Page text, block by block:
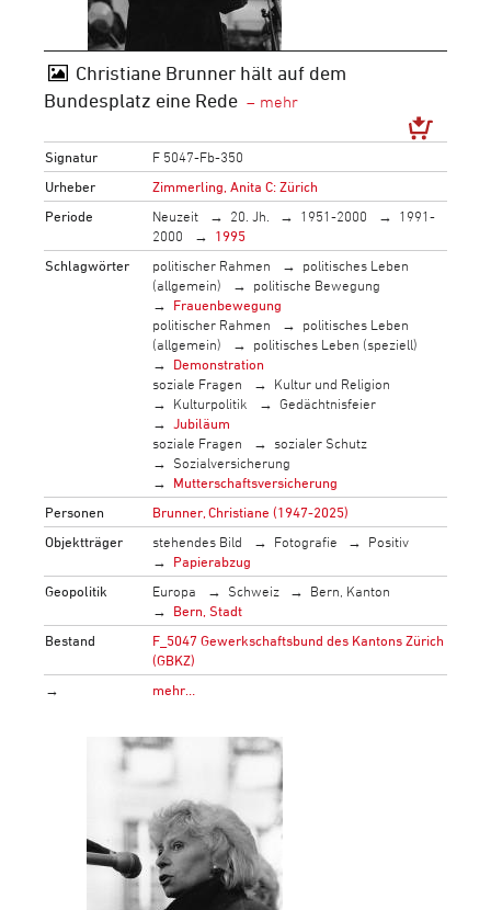
Christiane Brunner hält auf dem
Bundesplatz eine Rede
Signatur
F 5047-Fb-350
Urheber
Zimmerling, Anita C: Zürich
Periode
Neuzeit 20. Jh. 1951-2000
1991-
2000
1995
Schlagwörter
politischer Rahmen
politisches Leben
(allgemein)
politische Bewegung
Frauenbewegung
politischer Rahmen
politisches Leben
(allgemein)
politisches Leben (speziell)
Demonstration
soziale Fragen
Kultur und Religion
Kulturpolitik
Gedächtnisfeier
Jubiläum
soziale Fragen
sozialer Schutz
Sozialversicherung
Mutterschaftsversicherung
Personen
Brunner, Christiane (1947-2025)
Objektträger
stehendes Bild Fotografie
Positiv
Papierabzug
Geopolitik
Europa Schweiz
Bern, Kanton
Bern, Stadt
Bestand
F_5047 Gewerkschaftsbund des Kantons Zürich
(GBKZ)
→
mehr…